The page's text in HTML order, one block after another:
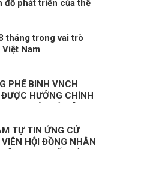
đồ phát triển của thế
tháng trong vai trò
Nam
PHẾ BINH VNCH
ĐƯỢC HƯỞNG CHÍNH
TỰ TIN ỨNG CỬ
HỘI ĐỒNG NHÂN